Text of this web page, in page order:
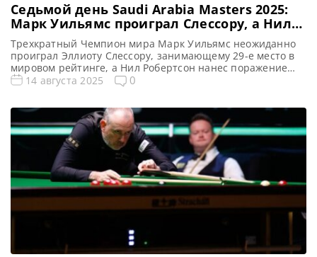
Седьмой день Saudi Arabia Masters 2025:
Марк Уильямс проиграл Слессору, а Нил
Робертсон побеждает Картера
Трехкратный Чемпион мира Марк Уильямс неожиданно
проиграл Эллиоту Слессору, занимающему 29-е место в
мировом рейтинге, а Нил Робертсон нанес поражение
Аллистеру Картеру и вышел в полуфинал на турнире
демонстрирует несокрушимую стойкость и третий день
подряд вырывает победу в решающем фрейме у
именитого […]
14 августа 2025 0